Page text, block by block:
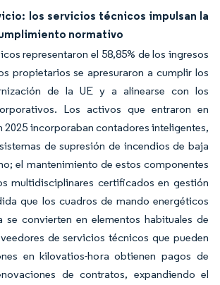
los servicios técnicos impulsan la
normativo
representaron el 58,85% de los ingresos
propietarios se apresuraron a cumplir los
de la UE y a alinearse con los
Los activos que entraron en
2025 incorporaban contadores inteligentes,
de supresión de incendios de baja
el mantenimiento de estos componentes
multidisciplinares certificados en gestión
que los cuadros de mando energéticos
se convierten en elementos habituales de
de servicios técnicos que pueden
en kilovatios-hora obtienen pagos de
de contratos, expandiendo el